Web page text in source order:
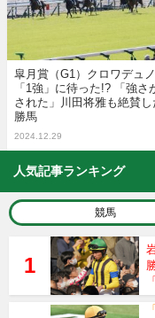
皐月賞（G1）クロワデュ
「1強」に待った!? 「強さ
された」川田将雅も絶賛し
勝馬
2024.12.29
人気記事ランキング
競馬